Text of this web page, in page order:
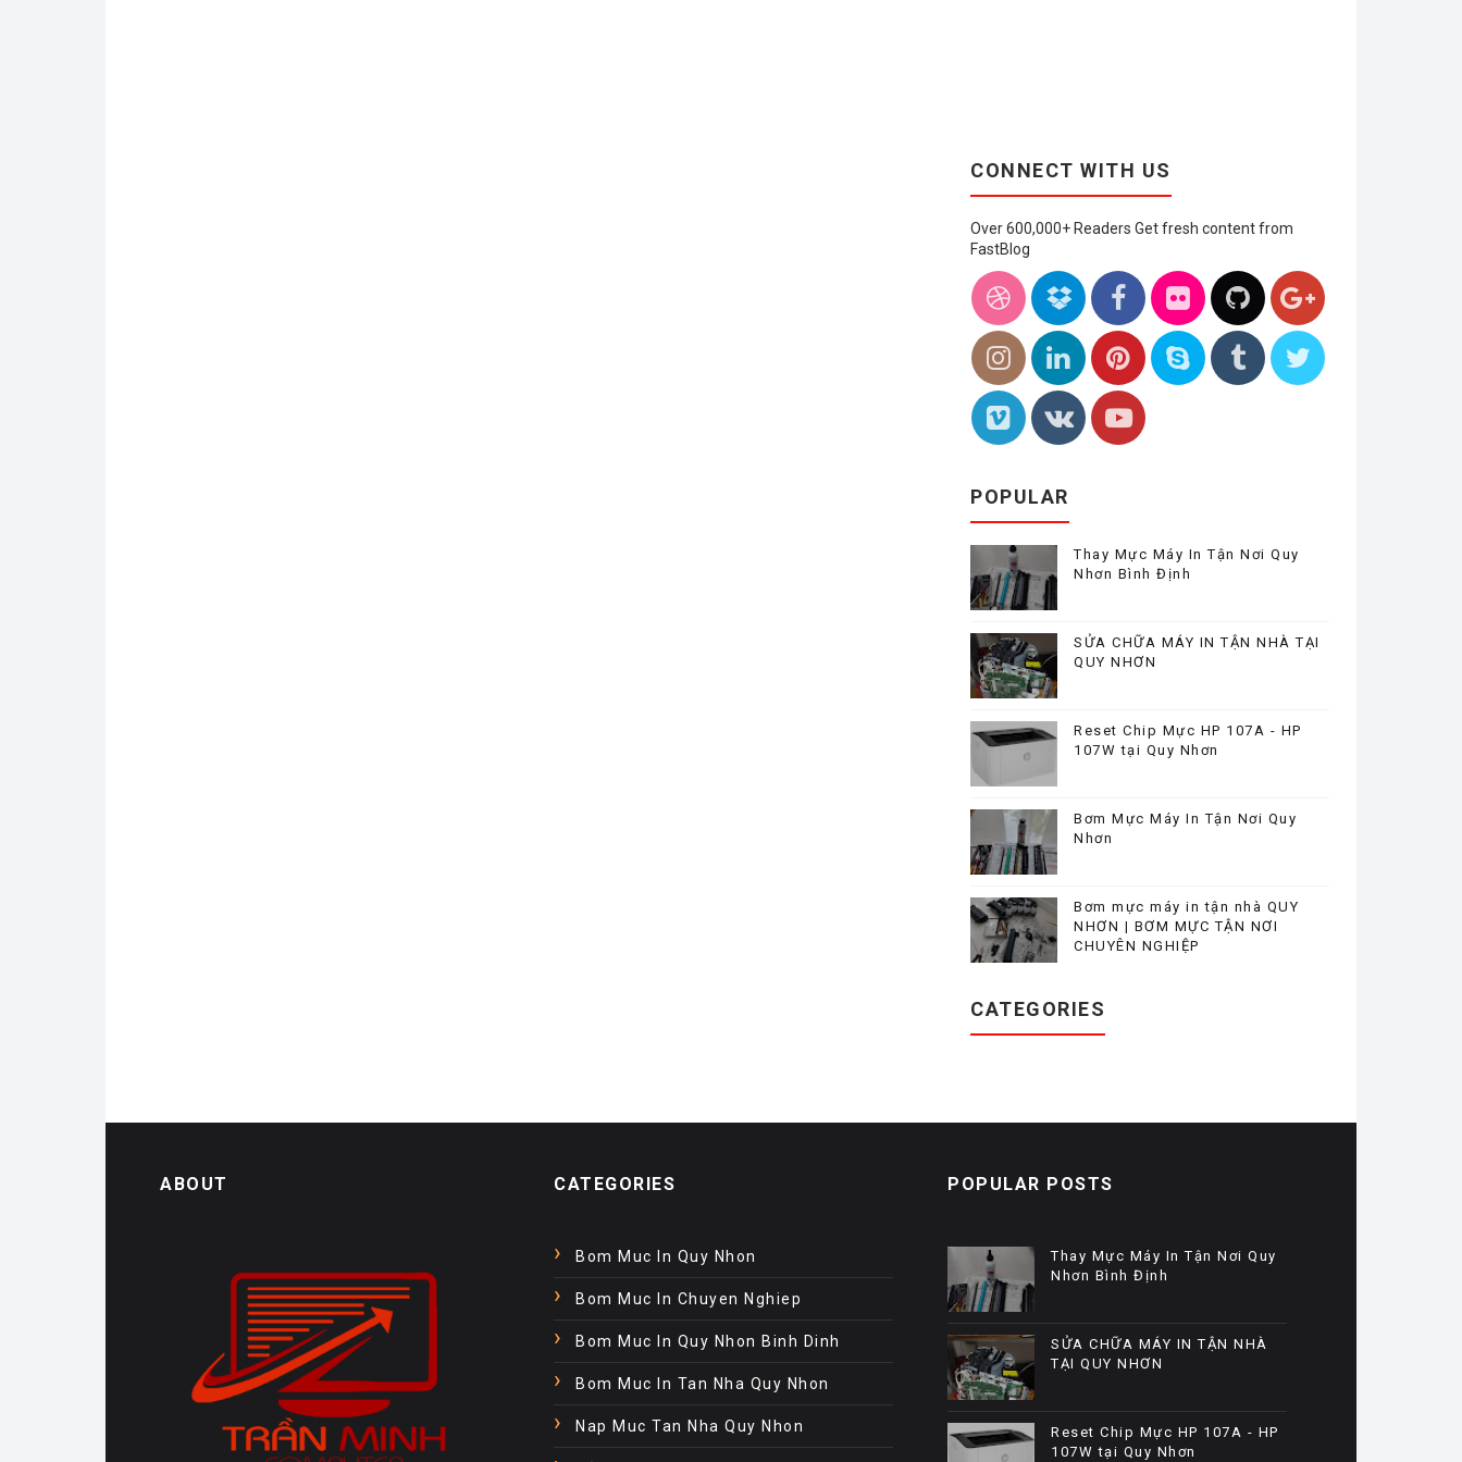
CONNECT WITH US
Over 600,000+ Readers Get fresh content from
FastBlog
POPULAR
Thay Mực Máy In Tận Nơi Quy
Nhơn Bình Định
SỬA CHỮA MÁY IN TẬN NHÀ TẠI
QUY NHƠN
Reset Chip Mực HP 107A - HP
107W tại Quy Nhơn
Bơm Mực Máy In Tận Nơi Quy
Nhơn
Bơm mực máy in tận nhà QUY
NHƠN | BƠM MỰC TẬN NƠI
CHUYÊN NGHIỆP
CATEGORIES
ABOUT CATEGORIES
Bom Muc In Quy Nhon
Bom Muc In Chuyen Nghiep
Bom Muc In Quy Nhon Binh Dinh
Bom Muc In Tan Nha Quy Nhon
Nap Muc Tan Nha Quy Nhon
POPULAR POSTS
Thay Mực Máy In Tận Nơi Quy
Nhơn Bình Định
SỬA CHỮA MÁY IN TẬN NHÀ
TẠI QUY NHƠN
Reset Chip Mực HP 107A - HP
107W tại Quy Nhơn